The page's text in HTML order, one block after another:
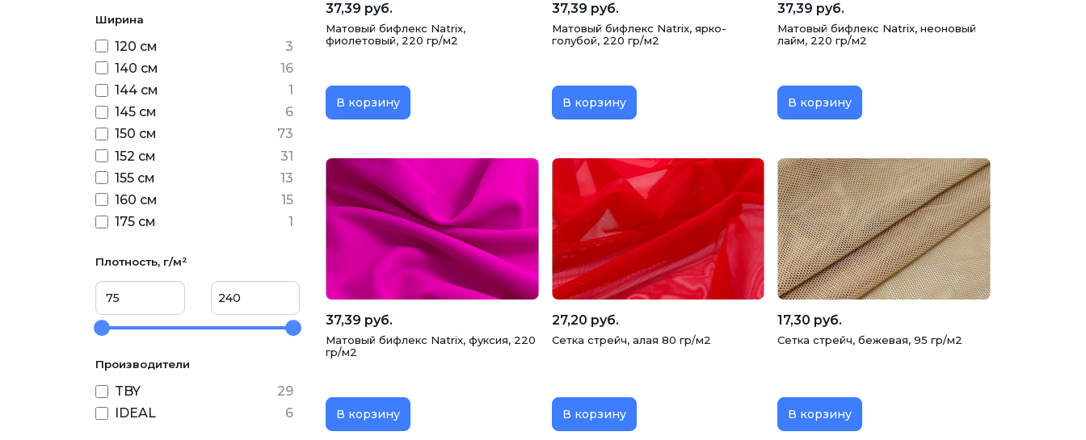
сетка стрейч принт
Ширина
120 см
3
140 см
16
144 см
1
145 см
6
150 см
73
152 см
31
155 см
13
160 см
15
175 см
1
Плотность, г/м²
Производители
TBY
29
IDEAL
6
37,39 руб.
Матовый бифлекс Natrix,
фиолетовый, 220 гр/м2
В корзину
37,39 руб.
Матовый бифлекс Natrix, ярко-
голубой, 220 гр/м2
В корзину
37,39 руб.
Матовый бифлекс Natrix, неоновый
лайм, 220 гр/м2
В корзину
37,39 руб.
Матовый бифлекс Natrix, фуксия, 220
гр/м2
В корзину
27,20 руб.
Сетка стрейч, алая 80 гр/м2
В корзину
17,30 руб.
Сетка стрейч, бежевая, 95 гр/м2
В корзину